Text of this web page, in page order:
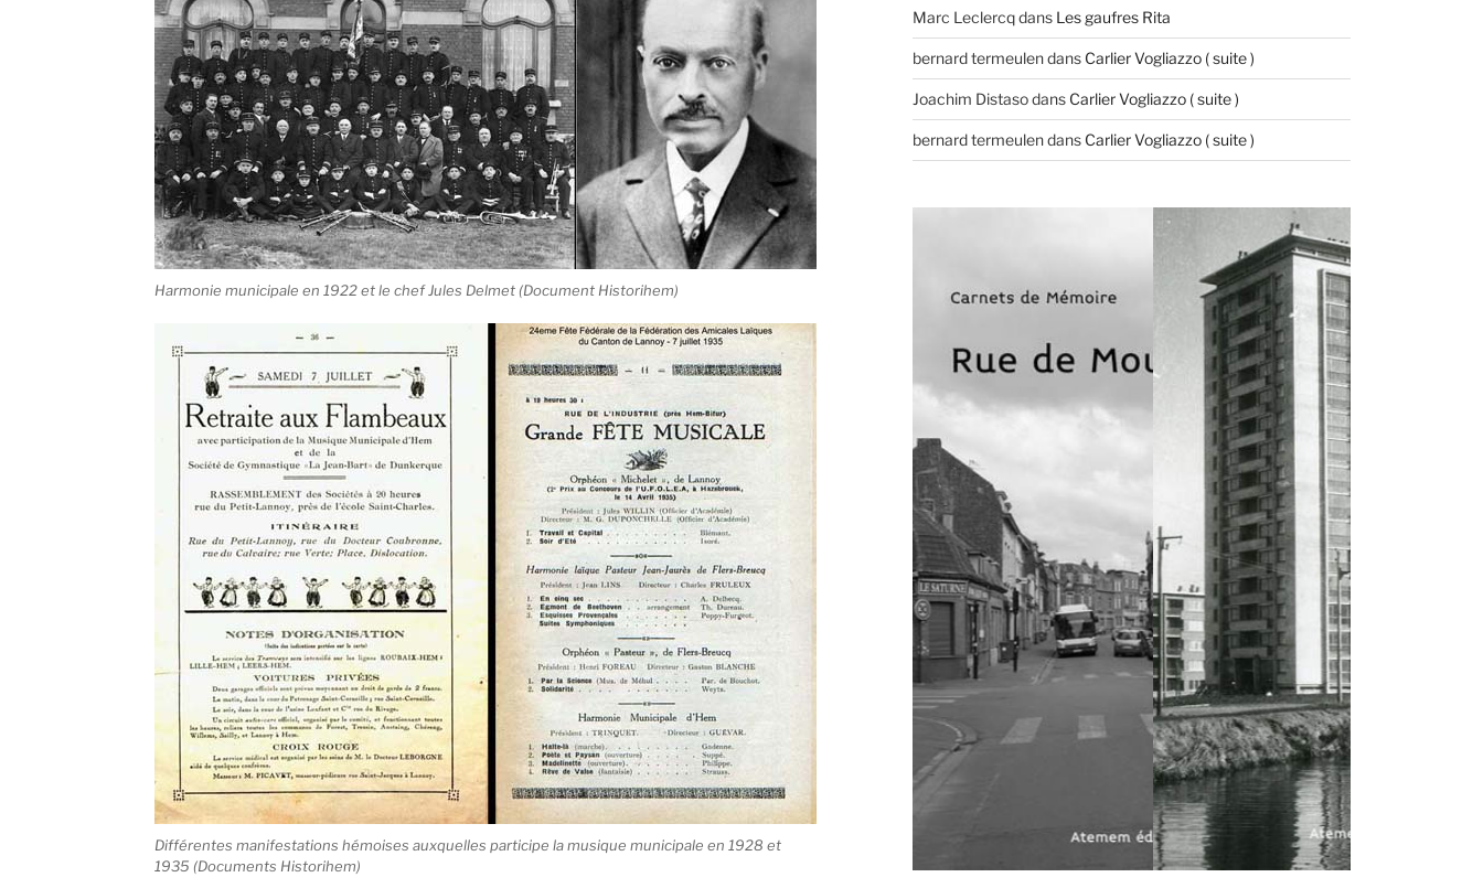
Harmonie municipale en 1922 et le chef Jules Delmet (Document Historihem)
Différentes manifestations hémoises auxquelles participe la musique municipale en 1928 et
1935 (Documents Historihem)
Marc Leclercqdans Les gaufres Rita
bernard termeulendans Carlier Vogliazzo ( suite )
Joachim Distasodans Carlier Vogliazzo ( suite )
bernard termeulendans Carlier Vogliazzo ( suite )